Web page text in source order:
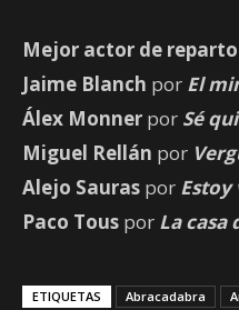
Mejor actor de
Jaime Blanch por El
Álex Monner por Sé
Miguel Rellán por
Alejo Sauras por Estoy
Paco Tous por La casa
ETIQUETAS Abracadabra